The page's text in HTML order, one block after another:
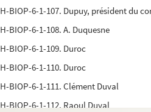
H-BIOP-6-1-107. Dupuy, président du
H-BIOP-6-1-108. A. Duquesne
H-BIOP-6-1-109. Duroc
H-BIOP-6-1-110. Duroc
H-BIOP-6-1-111. Clément Duval
H-BIOP-6-1-112. Raoul Duval